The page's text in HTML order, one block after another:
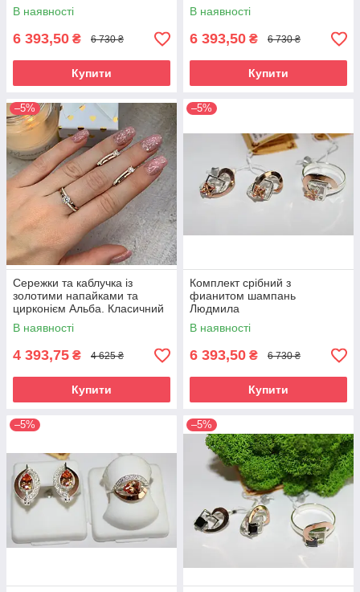
В наявності
6 393,50 ₴ 6 730 ₴
Купити
В наявності
6 393,50 ₴ 6 730 ₴
Купити
–5%
Сережки та каблучка із
золотими напайками та
цирконієм Альба. Класичний
гарнітур зі срібла з золотом
В наявності
4 393,75 ₴ 4 625 ₴
Купити
–5%
Комплект срібний з
фианитом шампань
Людмила
В наявності
6 393,50 ₴ 6 730 ₴
Купити
–5% –5%